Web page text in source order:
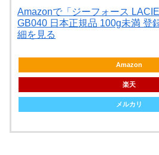
Amazonで「ジーフォース
GB040 日本正規品 100g未満 登
細を見る
Amazon
楽天
メルカリ